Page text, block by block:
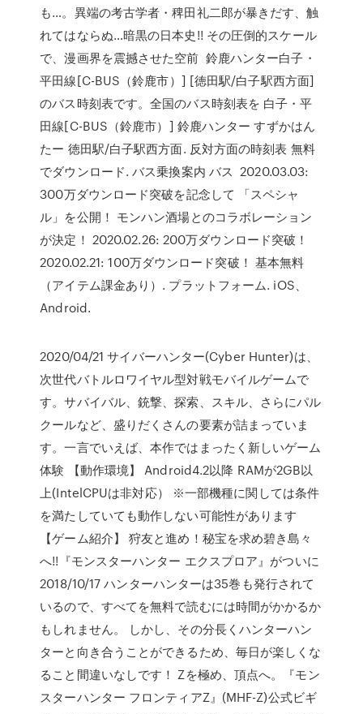
も…。異端の考古学者・稗田礼二郎が暴きだす、触
れてはならぬ…暗黒の日本史!! その圧倒的スケール
で、漫画界を震撼させた空前 鈴鹿ハンター白子・
平田線[C-BUS（鈴鹿市）] [徳田駅/白子駅西方面]
のバス時刻表です。全国のバス時刻表を 白子・平
田線[C-BUS（鈴鹿市）] 鈴鹿ハンター すずかはん
たー 徳田駅/白子駅西方面. 反対方面の時刻表 無料
でダウンロード. バス乗換案内 バス 2020.03.03:
300万ダウンロード突破を記念して 「スペシャ
ル」を公開！ モンハン酒場とのコラボレーション
が決定！ 2020.02.26: 200万ダウンロード突破！
2020.02.21: 100万ダウンロード突破！ 基本無料
（アイテム課金あり）. プラットフォーム. iOS、
Android.
2020/04/21 サイバーハンター(Cyber Hunter)は、
次世代バトルロワイヤル型対戦モバイルゲームで
す。サバイバル、銃撃、探索、スキル、さらにパル
クールなど、盛りだくさんの要素が詰まっていま
す。一言でいえば、本作ではまったく新しいゲーム
体験 【動作環境】 Android4.2以降 RAMが2GB以
上(IntelCPUは非対応） ※一部機種に関しては条件
を満たしていても動作しない可能性があります
【ゲーム紹介】 狩友と進め！秘宝を求め碧き島々
へ!!『モンスターハンター エクスプロア』がついに
2018/10/17 ハンターハンターは35巻も発行されて
いるので、すべてを無料で読むには時間がかかるか
もしれません。 しかし、その分長くハンターハン
ターと向き合うことができるため、毎日が楽しくな
ること間違いなしです！ Zを極め、頂点へ。『モン
スターハンター フロンティアZ』(MHF-Z)公式ビギ